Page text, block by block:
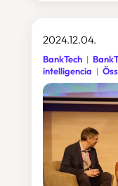
2024.12.04.
BankTech
intelligencia